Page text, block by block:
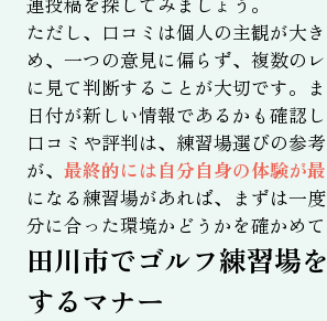
ただし、口コミは個人の主観が大
め、一つの意見に偏らず、複数の
に見て判断することが大切です。
日付が新しい情報であるかも確認し
口コミや評判は、練習場選びの参
が、 最終的には自分自身の体験が
になる練習場があれば、まずは一
分に合った環境かどうかを確かめて
田川市でゴルフ練習場
するマナー